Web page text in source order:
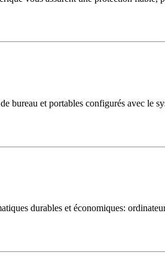
bureau et portables configurés avec le
durables et économiques: